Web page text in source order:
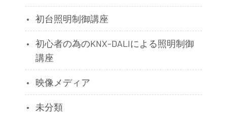
初台照明制御講座
初心者の為のKNX-DALIによる照明制御
講座
映像メディア
未分類